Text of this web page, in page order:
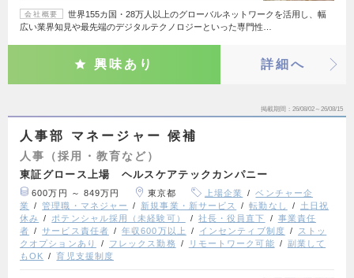
会社概要
世界155カ国・28万人以上のグローバルネットワークを活用し、幅
広い業界知見や最先端のデジタルテクノロジーといった専門性…
興味あり 詳細へ
掲載期間 26/08/02～26/08/15
人事部 マネージャー 候補
人事（採用・教育など）
東証グロース上場 ヘルスケアテックカンパニー
600万円 ～ 849万円 東京都 上場企業
ベンチャー企
業
管理職・マネジャー 新規事業・新サービス 転勤なし
土日祝
休み
ポテンシャル採用（未経験可） 社長・役員直下
事業責任
者
サービス責任者 年収600万以上 インセンティブ制度
ストッ
クオプションあり
フレックス勤務 リモートワーク可能
副業して
もOK
育児支援制度